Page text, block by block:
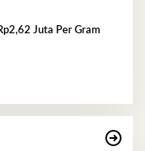
Juta Per Gram